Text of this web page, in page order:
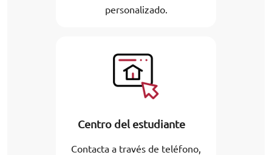
personalizado.
Centro del estudiante
Contacta a través de teléfono,